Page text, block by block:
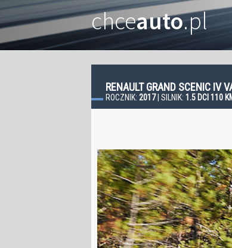
chceauto.pl
RENAULT GRAND SCENIC IV
ROCZNIK: 2017| SILNIK: 1.5 DCI 110